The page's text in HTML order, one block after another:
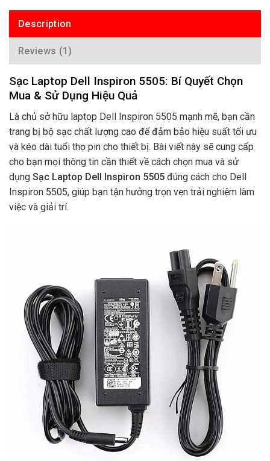
Description
Reviews (1)
Sạc Laptop Dell Inspiron 5505: Bí Quyết Chọn
Mua & Sử Dụng Hiệu Quả
Là chủ sở hữu laptop Dell Inspiron 5505 mạnh mẽ, bạn cần
trang bị bộ sạc chất lượng cao để đảm bảo hiệu suất tối ưu
và kéo dài tuổi thọ pin cho thiết bị. Bài viết này sẽ cung cấp
cho bạn mọi thông tin cần thiết về cách chọn mua và sử
dụng Sạc Laptop Dell Inspiron 5505 đúng cách cho Dell
Inspiron 5505, giúp bạn tận hưởng trọn vẹn trải nghiệm làm
việc và giải trí.